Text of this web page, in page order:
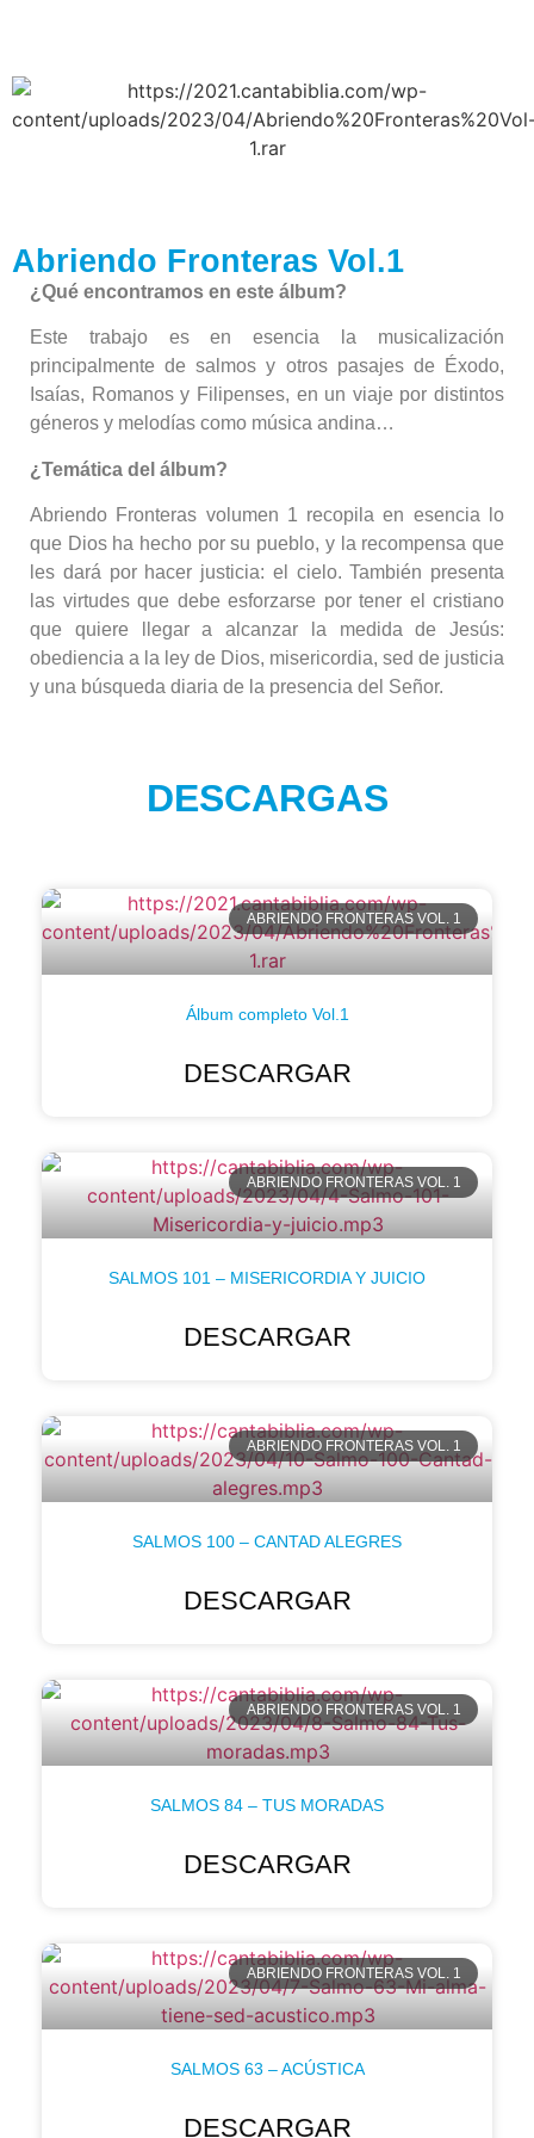
Abriendo Fronteras Vol.1
¿Qué encontramos en este álbum?
Este trabajo es en esencia la musicalización
principalmente de salmos y otros pasajes de Éxodo,
Isaías, Romanos y Filipenses, en un viaje por distintos
géneros y melodías como música andina…
¿Temática del álbum?
Abriendo Fronteras volumen 1 recopila en esencia lo
que Dios ha hecho por su pueblo, y la recompensa que
les dará por hacer justicia: el cielo. También presenta
las virtudes que debe esforzarse por tener el cristiano
que quiere llegar a alcanzar la medida de Jesús:
obediencia a la ley de Dios, misericordia, sed de justicia
y una búsqueda diaria de la presencia del Señor.
DESCARGAS
ABRIENDO FRONTERAS VOL. 1
Álbum completo Vol.1
DESCARGAR
ABRIENDO FRONTERAS VOL. 1
SALMOS 101 – MISERICORDIA Y JUICIO
DESCARGAR
ABRIENDO FRONTERAS VOL. 1
SALMOS 100 – CANTAD ALEGRES
DESCARGAR
ABRIENDO FRONTERAS VOL. 1
SALMOS 84 – TUS MORADAS
DESCARGAR
ABRIENDO FRONTERAS VOL. 1
SALMOS 63 – ACÚSTICA
DESCARGAR